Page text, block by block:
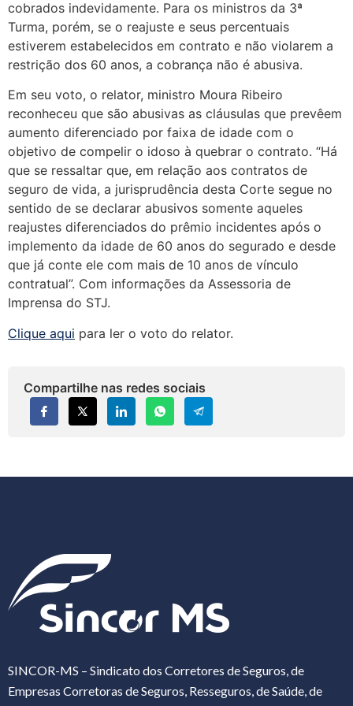
cobrados indevidamente. Para os ministros da 3ª
Turma, porém, se o reajuste e seus percentuais
estiverem estabelecidos em contrato e não violarem a
restrição dos 60 anos, a cobrança não é abusiva.
Em seu voto, o relator, ministro Moura Ribeiro
reconheceu que são abusivas as cláusulas que prevêem
aumento diferenciado por faixa de idade com o
objetivo de compelir o idoso à quebrar o contrato. “Há
que se ressaltar que, em relação aos contratos de
seguro de vida, a jurisprudência desta Corte segue no
sentido de se declarar abusivos somente aqueles
reajustes diferenciados do prêmio incidentes após o
implemento da idade de 60 anos do segurado e desde
que já conte ele com mais de 10 anos de vínculo
contratual”. Com informações da Assessoria de
Imprensa do STJ.
Clique aqui para ler o voto do relator.
Compartilhe nas redes sociais
SINCOR-MS – Sindicato dos Corretores de Seguros, de
Empresas Corretoras de Seguros, Resseguros, de Saúde, de